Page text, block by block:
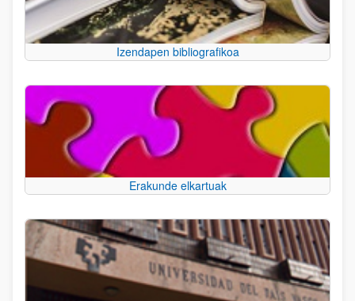
Izendapen bibliografikoa
Erakunde elkartuak